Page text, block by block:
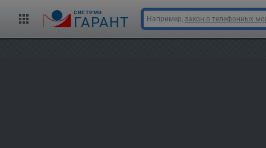
cистема
ГАРАНТ Например, закон о телефонных